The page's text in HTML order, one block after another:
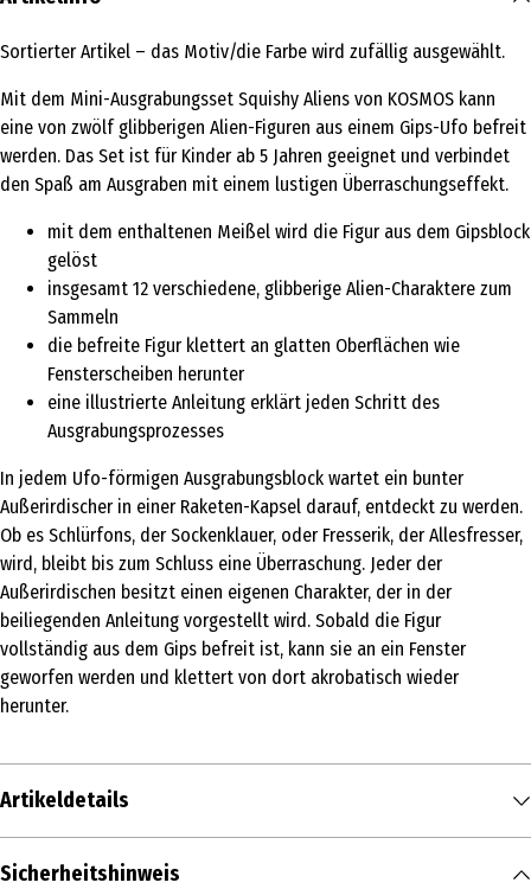
Sortierter Artikel – das Motiv/die Farbe wird zufällig ausgewählt.
Mit dem Mini-Ausgrabungsset Squishy Aliens von KOSMOS kann
eine von zwölf glibberigen Alien-Figuren aus einem Gips-Ufo befreit
werden. Das Set ist für Kinder ab 5 Jahren geeignet und verbindet
den Spaß am Ausgraben mit einem lustigen Überraschungseffekt.
mit dem enthaltenen Meißel wird die Figur aus dem Gipsblock
gelöst
insgesamt 12 verschiedene, glibberige Alien-Charaktere zum
Sammeln
die befreite Figur klettert an glatten Oberflächen wie
Fensterscheiben herunter
eine illustrierte Anleitung erklärt jeden Schritt des
Ausgrabungsprozesses
In jedem Ufo-förmigen Ausgrabungsblock wartet ein bunter
Außerirdischer in einer Raketen-Kapsel darauf, entdeckt zu werden.
Ob es Schlürfons, der Sockenklauer, oder Fresserik, der Allesfresser,
wird, bleibt bis zum Schluss eine Überraschung. Jeder der
Außerirdischen besitzt einen eigenen Charakter, der in der
beiliegenden Anleitung vorgestellt wird. Sobald die Figur
vollständig aus dem Gips befreit ist, kann sie an ein Fenster
geworfen werden und klettert von dort akrobatisch wieder
herunter.
Artikeldetails
Inhalt
Sicherheitshinweis